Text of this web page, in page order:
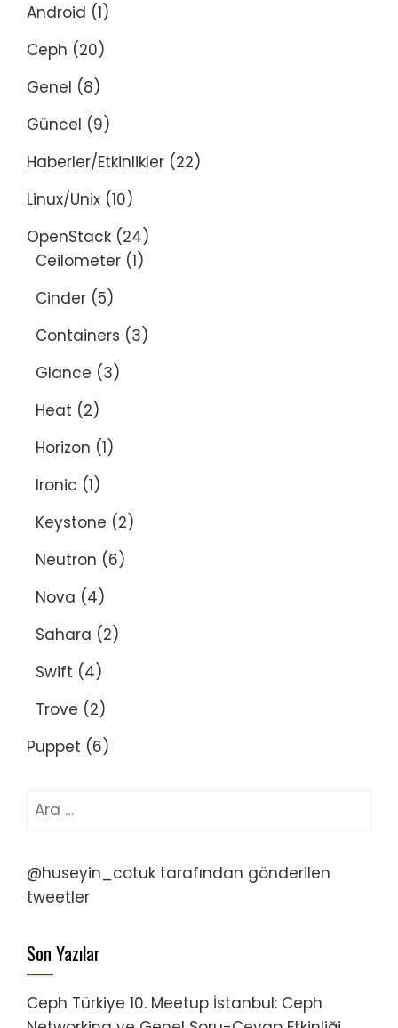
Android (1)
Ceph (20)
Genel (8)
Güncel (9)
Haberler/Etkinlikler (22)
Linux/Unix (10)
OpenStack (24)
Ceilometer (1)
Cinder (5)
Containers (3)
Glance (3)
Heat (2)
Horizon (1)
Ironic (1)
Keystone (2)
Neutron (6)
Nova (4)
Sahara (2)
Swift (4)
Trove (2)
Puppet (6)
Arama:
@huseyin_cotuk tarafından gönderilen
tweetler
Son Yazılar
Ceph Türkiye 10. Meetup İstanbul: Ceph